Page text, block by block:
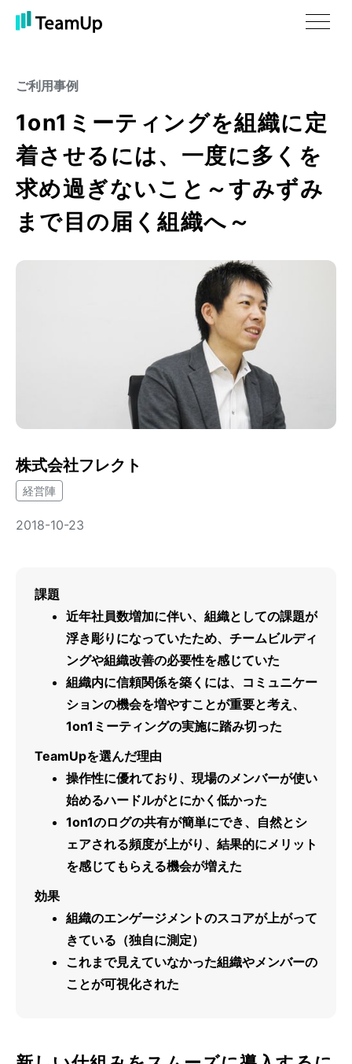
ご利用事例
1on1ミーティングを組織に定
着させるには、一度に多くを
求め過ぎないこと～すみずみ
まで目の届く組織へ～
株式会社フレクト
経営陣
2018-10-23
課題
近年社員数増加に伴い、組織としての課題が
浮き彫りになっていたため、チームビルディ
ングや組織改善の必要性を感じていた
組織内に信頼関係を築くには、コミュニケー
ションの機会を増やすことが重要と考え、
1on1ミーティングの実施に踏み切った
TeamUpを選んだ理由
操作性に優れており、現場のメンバーが使い
始めるハードルがとにかく低かった
1on1のログの共有が簡単にでき、自然とシ
ェアされる頻度が上がり、結果的にメリット
を感じてもらえる機会が増えた
効果
組織のエンゲージメントのスコアが上がって
きている（独自に測定）
これまで見えていなかった組織やメンバーの
ことが可視化された